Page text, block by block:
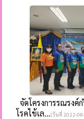
จัดโครงการรณรง
โรคไข้เล...[วันที่ 2022-